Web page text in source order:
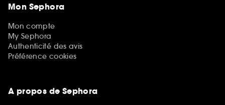
Mon Sephora
Mon compte
My Sephora
Authenticité des avis
Préférence cookies
A propos de Sephora